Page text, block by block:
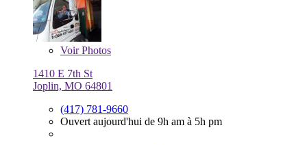
VoirPhotos
1410 E 7th St
Joplin, MO 64801
(417) 781-9660
Ouvert aujourd'hui de 9h am à 5h pm